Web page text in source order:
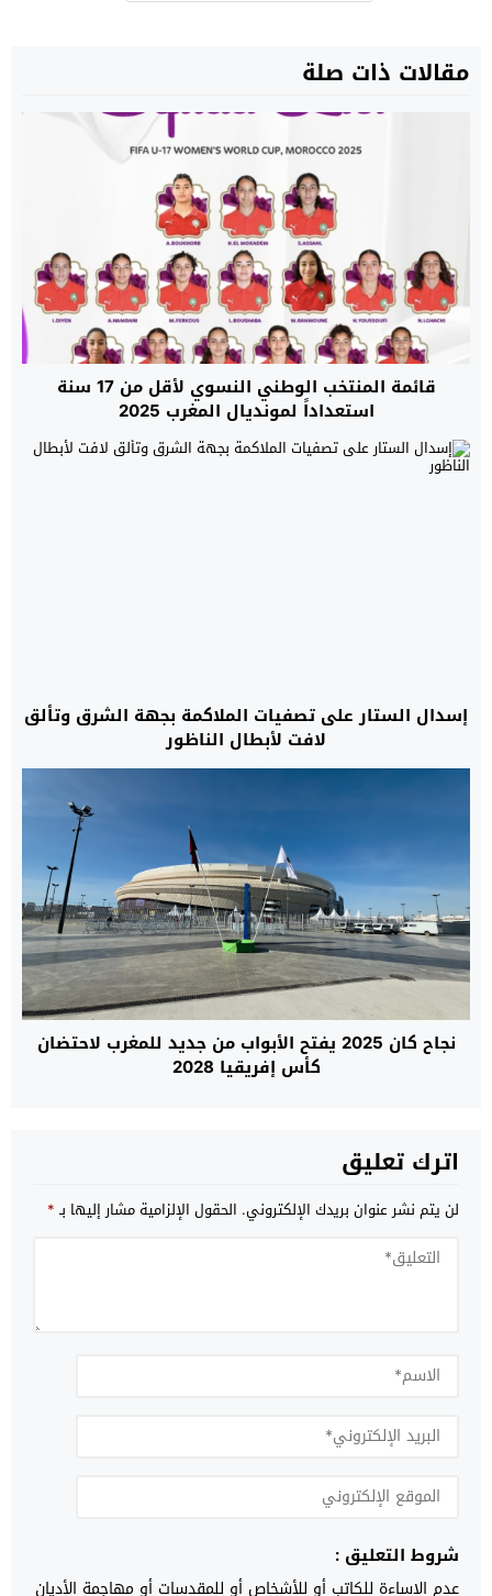
مقالات ذات صلة
قائمة المنتخب الوطني النسوي لأقل من 17 سنة
استعداداً لمونديال المغرب 2025
إسدال الستار على تصفيات الملاكمة بجهة الشرق وتألق
لافت لأبطال الناظور
نجاح كان 2025 يفتح الأبواب من جديد للمغرب لاحتضان
كأس إفريقيا 2028
اترك تعليق
لن يتم نشر عنوان بريدك الإلكتروني. الحقول الإلزامية مشار إليها بـ*
شروط التعليق :
عدم الإساءة للكاتب أو للأشخاص أو للمقدسات أو مهاجمة الأديان